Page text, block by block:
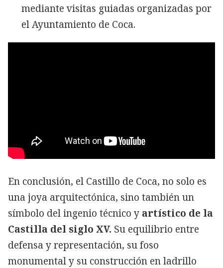
mediante visitas guiadas organizadas por
el Ayuntamiento de Coca.
En conclusión, el Castillo de Coca, no solo es
una joya arquitectónica, sino también un
símbolo del ingenio técnico y artístico de la
Castilla del siglo XV. Su equilibrio entre
defensa y representación, su foso
monumental y su construcción en ladrillo